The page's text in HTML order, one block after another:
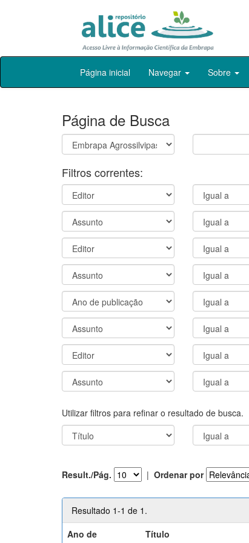
Skip
Página inicial Navegar Sobre
Página de Busca
Filtros correntes:
Utilizar filtros para refinar o resultado de busca.
Result./Pág. | Ordenar por
Resultado 1-1 de 1.
Ano de
Título